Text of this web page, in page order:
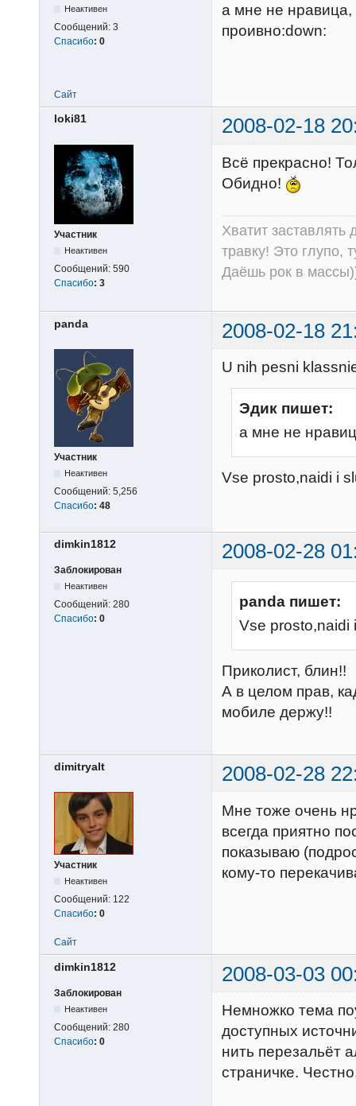
Неактивен
Сообщений: 3
Спасибо: 0
а мне не нравица,
проивно:down:
Сайт
loki81 2008-02-18
Участник
Неактивен
Сообщений: 590
Спасибо: 3
Всё прекрасно!
Обидно!
Хватит заставлять
травку! Это глупо,
Даёшь рок в
panda 2008-02-18
Участник
Неактивен
Сообщений: 5,256
Спасибо: 48
U nih pesni
Эдик пишет:
а мне не
Vse prosto,naidi i
dimkin1812 2008-02-28
Заблокирован
Неактивен
Сообщений: 280
Спасибо: 0
panda пишет:
Vse prosto,naidi
Приколист, блин!!
А в целом прав,
мобиле держу!!
dimitryalt 2008-02-28
Участник
Неактивен
Сообщений: 122
Спасибо: 0
Мне тоже очень
всегда приятно
показываю
кому-то
Сайт
dimkin1812 2008-03-03
Заблокирован
Неактивен
Сообщений: 280
Спасибо: 0
Немножко тема
доступных
нить перезальёт
страничке.